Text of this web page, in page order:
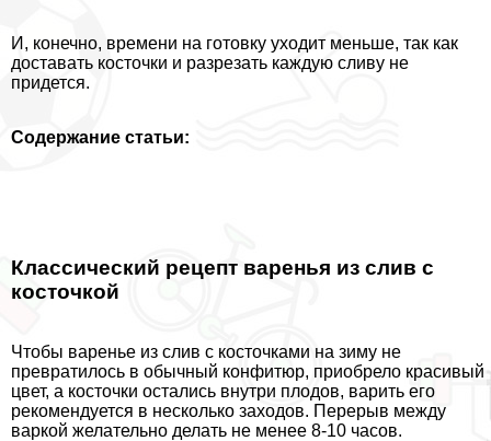
И, конечно, времени на готовку уходит меньше, так как
доставать косточки и разрезать каждую сливу не
придется.
Содержание статьи:
Классический рецепт варенья из слив с
косточкой
Чтобы варенье из слив с косточками на зиму не
превратилось в обычный конфитюр, приобрело красивый
цвет, а косточки остались внутри плодов, варить его
рекомендуется в несколько заходов. Перерыв между
варкой желательно делать не менее 8-10 часов.